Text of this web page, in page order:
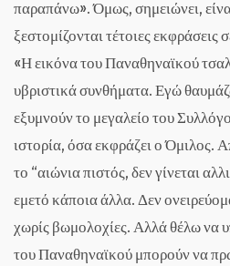
παραπάνω». Όμως, σημειώνει,
ξεστομίζονται τέτοιες εκφράσεις
«Η εικόνα του Παναθηναϊκού
υβριστικά συνθήματα. Εγώ
εξυμνούν το μεγαλείο του
ιστορία, όσα εκφράζει ο Όμιλος.
το “αιώνια πιστός, δεν γίνεται
εμετό κάποια άλλα. Δεν
χωρίς βωμολοχίες. Αλλά θέλω να
του Παναθηναϊκού μπορούν να